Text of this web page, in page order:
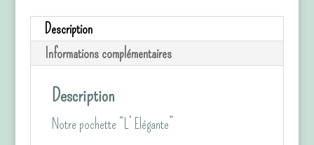
pochette
"Elégante"
Tropicale/Jean
Description
Informations complémentaires
Description
Notre pochette “L’ Elégante”